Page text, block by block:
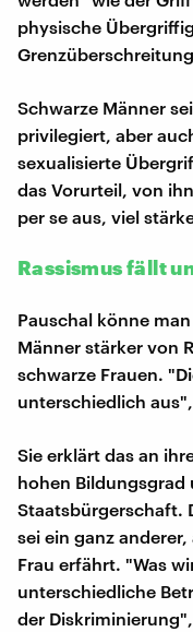
physische
Schwarze Männer
privilegiert, aber
sexualisierte
das Vorurteil, von
per se aus, viel
Rassismus fällt
Pauschal könne
Männer stärker von
schwarze Frauen.
unterschiedlich
Sie erklärt das an
hohen Bildungsgrad
Staatsbürgerschaft.
sei ein ganz
Frau erfährt. "Was
unterschiedliche
der